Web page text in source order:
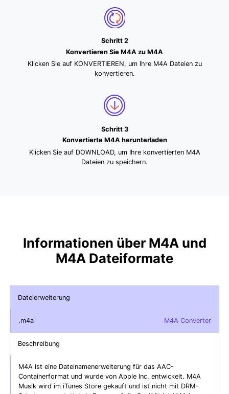
Schritt 2
Konvertieren Sie M4A zu M4A
Klicken Sie auf KONVERTIEREN, um Ihre M4A Dateien zu
konvertieren.
Schritt 3
Konvertierte M4A herunterladen
Klicken Sie auf DOWNLOAD, um Ihre konvertierten M4A
Dateien zu speichern.
Informationen über M4A und
M4A Dateiformate
Dateierweiterung
.m4a M4A Converter
Beschreibung
M4A ist eine Dateinamenerweiterung für das AAC-
Containerformat und wurde von Apple Inc. entwickelt. M4A
Musik wird im iTunes Store gekauft und ist nicht mit DRM-